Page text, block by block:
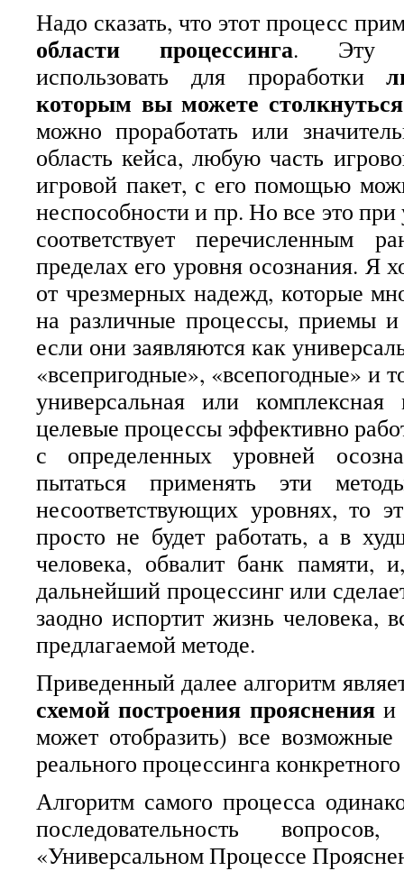
Надо сказать, что этот процесс
области процессинга. Эту
использовать для проработки
которым вы можете
можно проработать или
область кейса, любую часть
игровой пакет, с его помощью
неспособности и пр. Но все это при
соответствует перечисленным
пределах его уровня осознания. Я
от чрезмерных надежд, которые
на различные процессы, приемы
если они заявляются как
«всепригодные», «всепогодные» и
универсальная или
целевые процессы эффективно
с определенных уровней
пытаться применять эти
несоответствующих уровнях, то
просто не будет работать, а в
человека, обвалит банк памяти,
дальнейший процессинг или
заодно испортит жизнь человека,
предлагаемой методе.
Приведенный далее алгоритм
схемой построения проясненияи
может отобразить) все
реального процессинга
Алгоритм самого процесса
последовательность
«Универсальном Процессе